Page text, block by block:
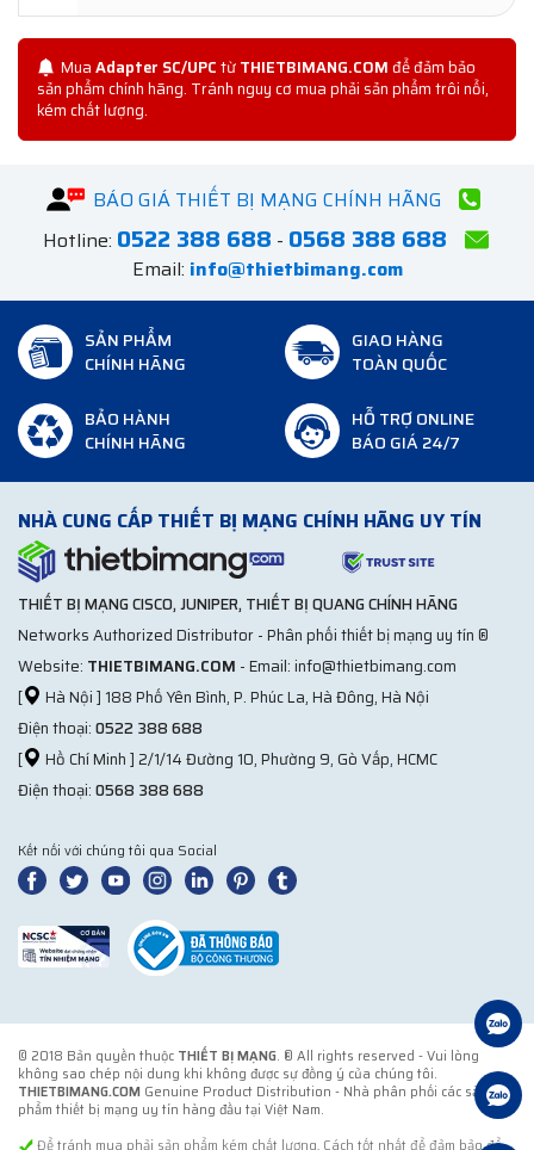
MuaAdapter SC/UPCtừTHIETBIMANG.COMđể đảm bảo
sản phẩm chính hãng. Tránh nguy cơ mua phải sản phẩm trôi nổi,
kém chất lượng.
BÁO GIÁ THIẾT BỊ MẠNG CHÍNH HÃNG
Hotline: 0522 388 688 - 0568 388 688
Email: info@thietbimang.com
SẢN PHẨM
CHÍNH HÃNG
GIAO HÀNG
TOÀN QUỐC
BẢO HÀNH
CHÍNH HÃNG
HỖ TRỢ ONLINE
BÁO GIÁ 24/7
NHÀ CUNG CẤP THIẾT BỊ MẠNG CHÍNH HÃNG UY TÍN
THIẾT BỊ MẠNG CISCO, JUNIPER, THIẾT BỊ QUANG CHÍNH HÃNG
Networks Authorized Distributor - Phân phối thiết bị mạng uy tín ®
Website: THIETBIMANG.COM - Email: info@thietbimang.com
[
Hà Nội ] 188 Phố Yên Bình, P. Phúc La, Hà Đông, Hà Nội
Điện thoại:0522 388 688
[
Hồ Chí Minh ] 2/1/14 Đường 10, Phường 9, Gò Vấp, HCMC
Điện thoại:0568 388 688
Kết nối với chúng tôi qua Social
© 2018 Bản quyền thuộc THIẾT BỊ MẠNG. ® All rights reserved - Vui lòng
không sao chép nội dung khi không được sự đồng ý của chúng tôi.
THIETBIMANG.COM Genuine Product Distribution - Nhà phân phối các sản
phẩm thiết bị mạng uy tín hàng đầu tại Việt Nam.
Để tránh mua phải sản phẩm kém chất lượng. Cách tốt nhất để đảm bảo để